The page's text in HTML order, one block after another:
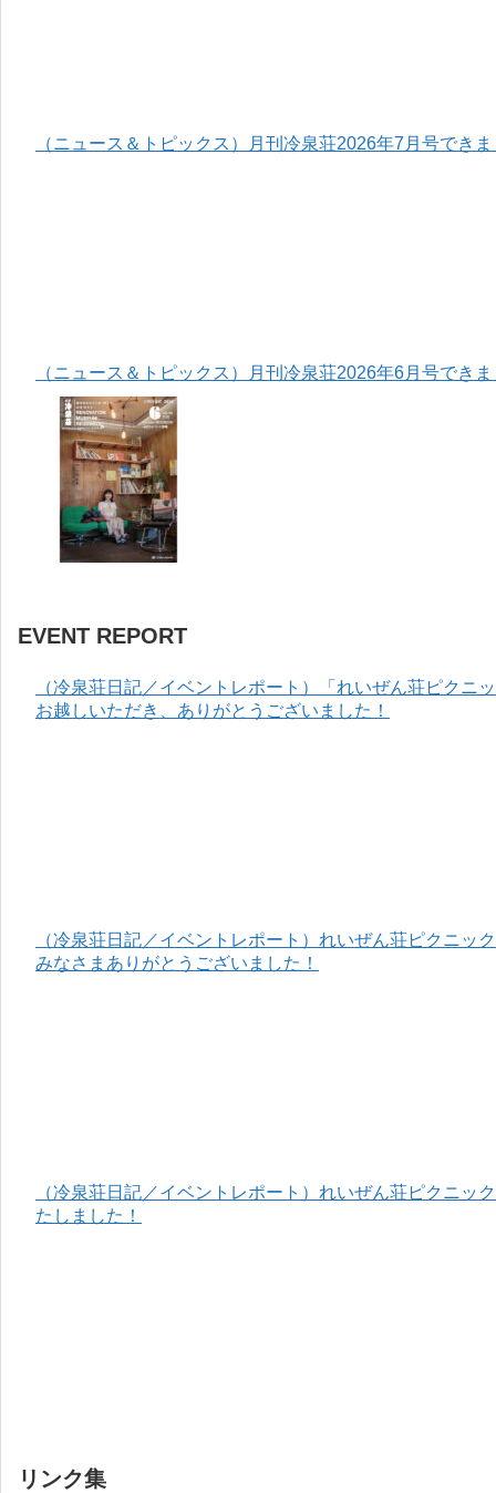
（ニュース＆トピックス）月刊冷泉荘2026年7月号でき
（ニュース＆トピックス）月刊冷泉荘2026年6月号でき
EVENT REPORT
（冷泉荘日記／イベントレポート）「れいぜん荘ピクニ
お越しいただき、ありがとうございました！
（冷泉荘日記／イベントレポート）れいぜん荘ピクニッ
みなさまありがとうございました！
（冷泉荘日記／イベントレポート）れいぜん荘ピクニッ
たしました！
リンク集